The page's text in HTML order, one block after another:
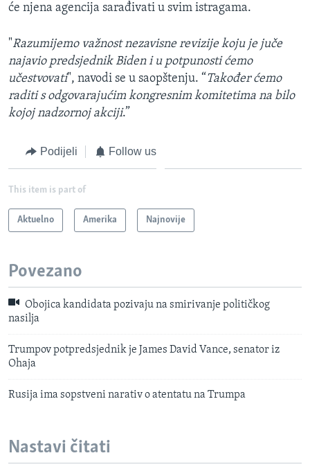
će njena agencija sarađivati u svim istragama.
"Razumijemo važnost nezavisne revizije koju je juče
najavio predsjednik Biden i u potpunosti ćemo
učestvovati", navodi se u saopštenju. “Također ćemo
raditi s odgovarajućim kongresnim komitetima na bilo
kojoj nadzornoj akciji.”
Podijeli Follow us
This item is part of
Aktuelno Amerika Najnovije
Povezano
Obojica kandidata pozivaju na smirivanje političkog
nasilja
Trumpov potpredsjednik je James David Vance, senator iz
Ohaja
Rusija ima sopstveni narativ o atentatu na Trumpa
Nastavi čitati